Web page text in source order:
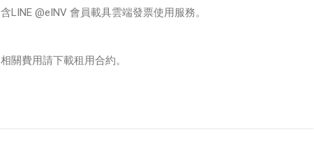
含LINE @eINV 會員載具雲端發票使用服務。
相關費用請下載租用合約。